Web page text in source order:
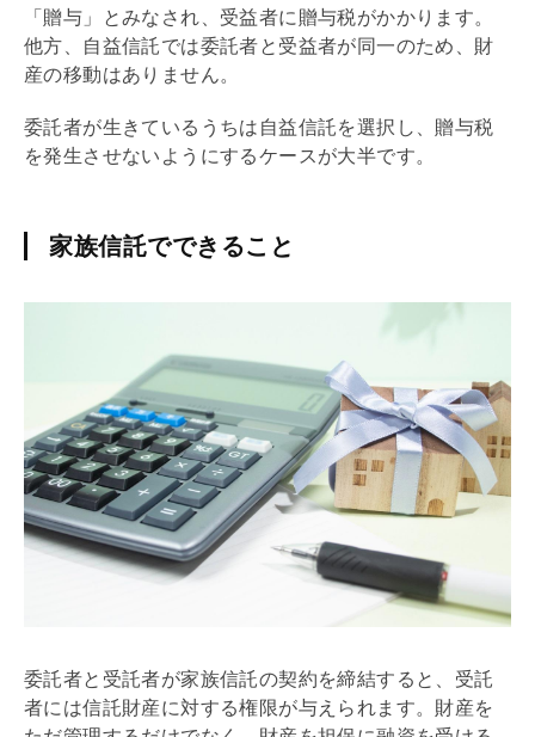
「贈与」とみなされ、受益者に 贈与税がかかります。
他方、自益信託では委託者と受益者が同一のため、財
産の移動はありません。
委託者が生きているうちは自益信託を選択し、 贈与税
を発生させないようにするケースが大半です。
家族信託でできること
委託者と受託者が家族信託の契約を締結すると、受託
者には信託財産に対する権限が与えられます。財産を